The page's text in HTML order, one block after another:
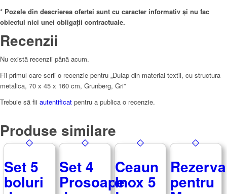
* Pozele din descrierea ofertei sunt cu caracter informativ și nu fac
obiectul nici unei obligații contractuale.
Recenzii
Nu există recenzii până acum.
Fii primul care scrii o recenzie pentru „Dulap din material textil, cu structura
metalica, 70 x 45 x 160 cm, Grunberg, Gri”
Trebuie să fii autentificat pentru a publica o recenzie.
Produse similare
Set 5
boluri
Set 4
Prosoape
Ceaun
Inox 5
Rezerva
pentru